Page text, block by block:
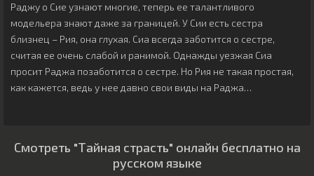
Раджу о Сие узнают многие, теперь ее талантливого
модельера знают даже за границей. У Сии есть сестра
близнец – Рия, она глухая. Сиа всегда заботится о сестре,
считая ее очень слабой и ранимой. Однажды уезжая Сиа
просит Раджа позаботится о сестре. Но Рия не такая простая,
как кажется, ведь у нее давно свои виды на Раджа…
Смотреть "Тайная страсть" онлайн бесплатно на
русском языке